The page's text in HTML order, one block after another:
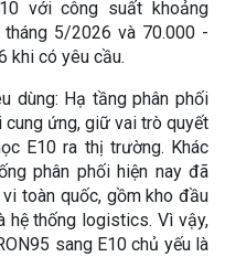
với công suất khoảng
5/2026 và 70.000 -
khi có yêu cầu.
dùng: Hạ tầng phân phối
ứng, giữ vai trò quyết
E10 ra thị trường. Khác
phân phối hiện nay đã
toàn quốc, gồm kho đầu
hệ thống logistics. Vì vậy,
sang E10 chủ yếu là